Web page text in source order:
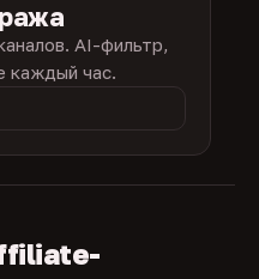
AI-фильтр,
каждый час.